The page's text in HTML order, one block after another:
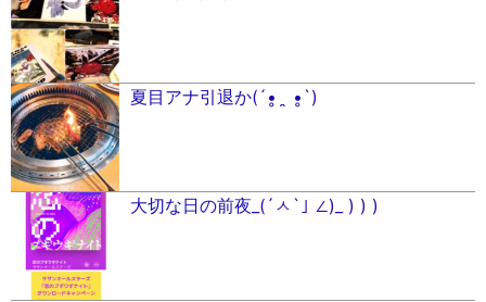
夏目アナ引退か(´•̥ ̯ •̥`)
大切な日の前夜_(´ㅅ`｣ ∠)_ ) ) )